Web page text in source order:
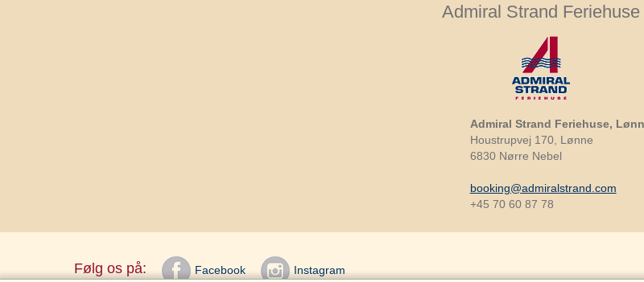
Admiral Strand Feriehuse
Admiral Strand Feriehuse,
Houstrupvej 170, Lønne
6830 Nørre Nebel
booking@admiralstrand.com
+45 70 60 87 78
Følg os på: Facebook Instagram